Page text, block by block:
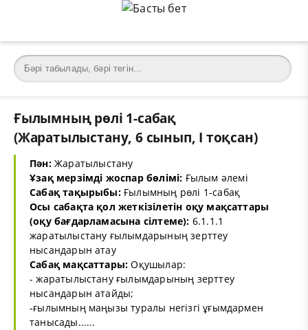
Ғылымның рөлі 1-сабақ
(Жаратылыстану, 6 сынып, I тоқсан)
Пән:Жаратылыстану
Ұзақ мерзімді жоспар бөлімі: Ғылым әлемі
Сабақ тақырыбы:Ғылымның рөлі 1-сабақ
Осы сабақта қол жеткізілетін оқу мақсаттары
(оқу бағдарламасына сілтеме): 6.1.1.1
жаратылыстану ғылымдарының зерттеу
нысандарын атау
Сабақ мақсаттары: Оқушылар:
- жаратылыстану ғылымдарының зерттеу
нысандарын атайды;
-ғылымның маңызы туралы негізгі ұғымдармен
танысады......